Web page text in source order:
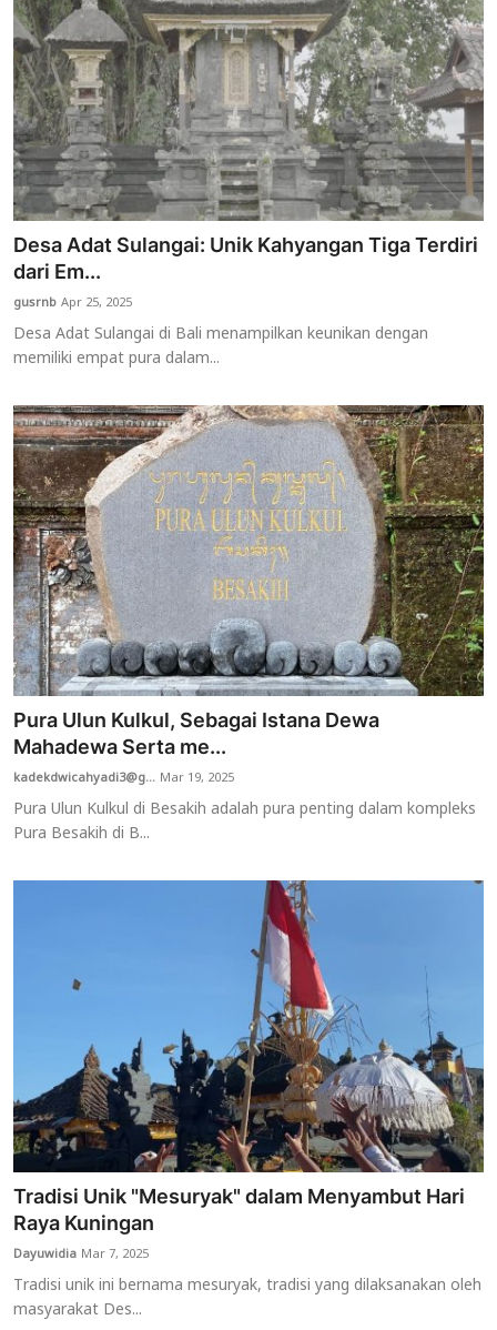
Desa Adat Sulangai: Unik Kahyangan Tiga Terdiri
dari Em...
gusrnbApr 25, 2025
Desa Adat Sulangai di Bali menampilkan keunikan dengan
memiliki empat pura dalam...
Pura Ulun Kulkul, Sebagai Istana Dewa
Mahadewa Serta me...
kadekdwicahyadi3@g... Mar 19, 2025
Pura Ulun Kulkul di Besakih adalah pura penting dalam kompleks
Pura Besakih di B...
Tradisi Unik "Mesuryak" dalam Menyambut Hari
Raya Kuningan
Dayuwidia Mar 7, 2025
Tradisi unik ini bernama mesuryak, tradisi yang dilaksanakan oleh
masyarakat Des...